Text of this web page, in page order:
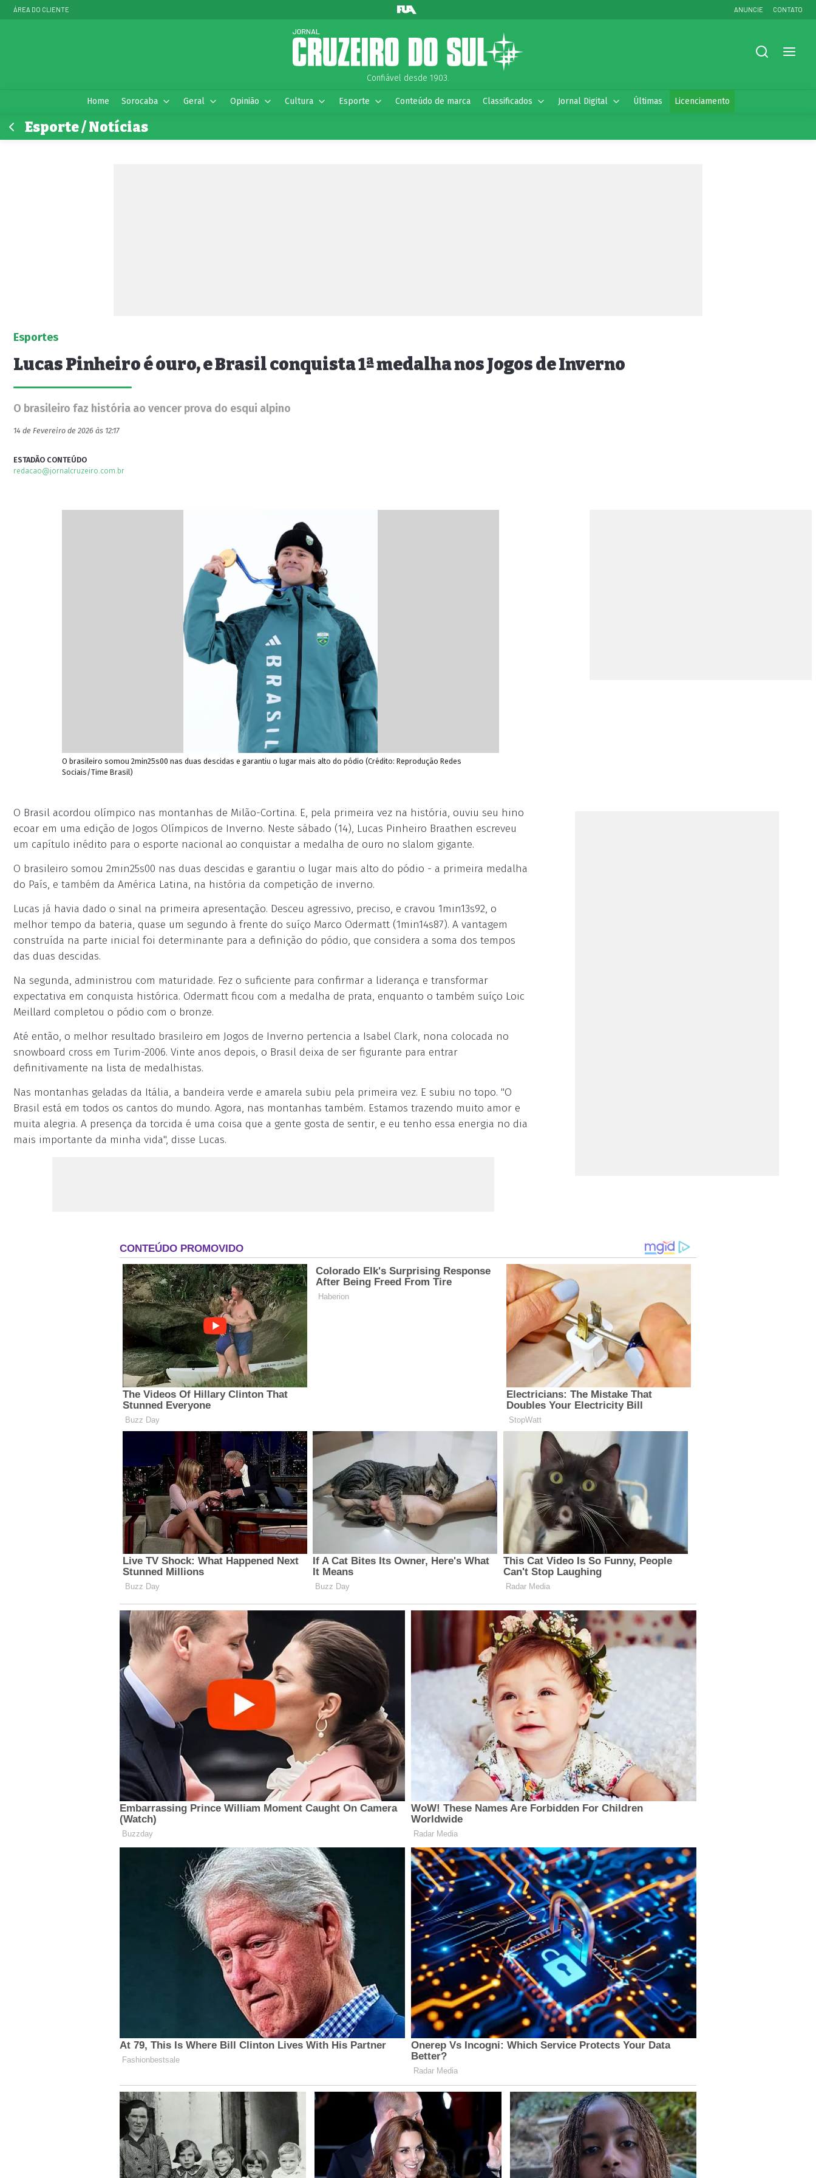
ÁREA DO CLIENTE ANUNCIE CONTATO
Confiável desde 1903.
Home Sorocaba Geral Opinião Cultura Esporte Conteúdo de marca Classificados Jornal Digital Últimas Licenciamento
Esporte / Notícias
Esportes
Lucas Pinheiro é ouro, e Brasil conquista 1ª medalha nos Jogos de Inverno
O brasileiro faz história ao vencer prova do esqui alpino
14 de Fevereiro de 2026 às 12:17
ESTADÃO CONTEÚDO
redacao@jornalcruzeiro.com.br
O brasileiro somou 2min25s00 nas duas descidas e garantiu o lugar mais alto do pódio (Crédito: Reprodução Redes
Sociais/Time Brasil)
O Brasil acordou olímpico nas montanhas de Milão-Cortina. E, pela primeira vez na história, ouviu seu hino
ecoar em uma edição de Jogos Olímpicos de Inverno. Neste sábado (14), Lucas Pinheiro Braathen escreveu
um capítulo inédito para o esporte nacional ao conquistar a medalha de ouro no slalom gigante.
O brasileiro somou 2min25s00 nas duas descidas e garantiu o lugar mais alto do pódio - a primeira medalha
do País, e também da América Latina, na história da competição de inverno.
Lucas já havia dado o sinal na primeira apresentação. Desceu agressivo, preciso, e cravou 1min13s92, o
melhor tempo da bateria, quase um segundo à frente do suíço Marco Odermatt (1min14s87). A vantagem
construída na parte inicial foi determinante para a definição do pódio, que considera a soma dos tempos
das duas descidas.
Na segunda, administrou com maturidade. Fez o suficiente para confirmar a liderança e transformar
expectativa em conquista histórica. Odermatt ficou com a medalha de prata, enquanto o também suíço Loic
Meillard completou o pódio com o bronze.
Até então, o melhor resultado brasileiro em Jogos de Inverno pertencia a Isabel Clark, nona colocada no
snowboard cross em Turim-2006. Vinte anos depois, o Brasil deixa de ser figurante para entrar
definitivamente na lista de medalhistas.
Nas montanhas geladas da Itália, a bandeira verde e amarela subiu pela primeira vez. E subiu no topo. "O
Brasil está em todos os cantos do mundo. Agora, nas montanhas também. Estamos trazendo muito amor e
muita alegria. A presença da torcida é uma coisa que a gente gosta de sentir, e eu tenho essa energia no dia
mais importante da minha vida", disse Lucas.